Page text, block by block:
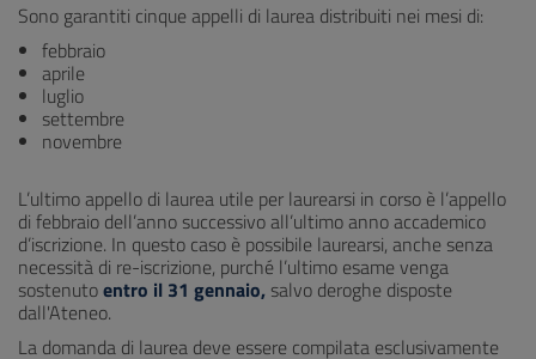
al
Footer
Sono garantiti cinque appelli di laurea distribuiti nei mesi di:
febbraio
aprile
luglio
settembre
novembre
L’ultimo appello di laurea utile per laurearsi in corso è l’appello
di febbraio dell’anno successivo all’ultimo anno accademico
d’iscrizione. In questo caso è possibile laurearsi, anche senza
necessità di re-iscrizione, purché l’ultimo esame venga
sostenutoentro il 31 gennaio, salvo deroghe disposte
dall'Ateneo.
La domanda di laurea deve essere compilata esclusivamente